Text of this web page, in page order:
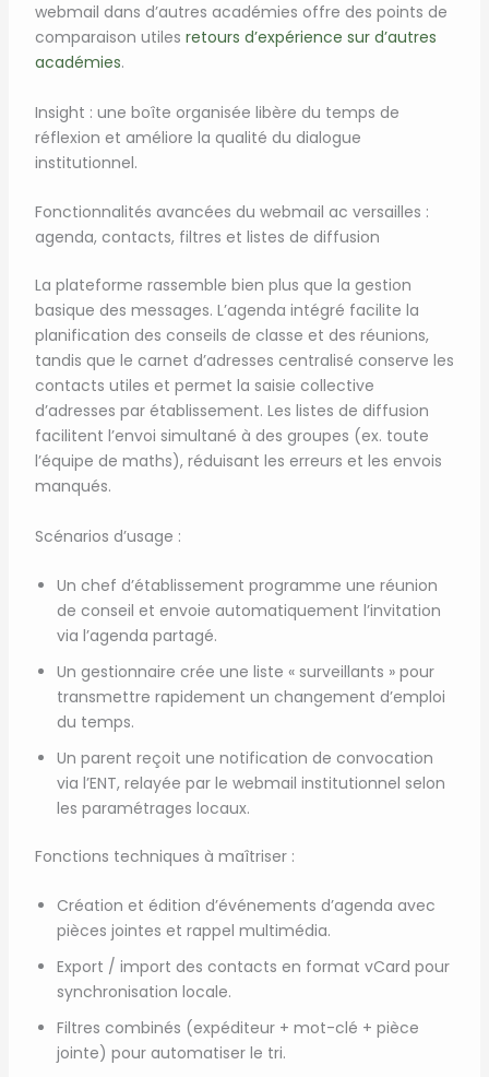
webmail dans d’autres académies offre des points de
comparaison utiles retours d’expérience sur d’autres
académies.
Insight : une boîte organisée libère du temps de
réflexion et améliore la qualité du dialogue
institutionnel.
Fonctionnalités avancées du webmail ac versailles :
agenda, contacts, filtres et listes de diffusion
La plateforme rassemble bien plus que la gestion
basique des messages. L’agenda intégré facilite la
planification des conseils de classe et des réunions,
tandis que le carnet d’adresses centralisé conserve les
contacts utiles et permet la saisie collective
d’adresses par établissement. Les listes de diffusion
facilitent l’envoi simultané à des groupes (ex. toute
l’équipe de maths), réduisant les erreurs et les envois
manqués.
Scénarios d’usage :
Un chef d’établissement programme une réunion
de conseil et envoie automatiquement l’invitation
via l’agenda partagé.
Un gestionnaire crée une liste « surveillants » pour
transmettre rapidement un changement d’emploi
du temps.
Un parent reçoit une notification de convocation
via l’ENT, relayée par le webmail institutionnel selon
les paramétrages locaux.
Fonctions techniques à maîtriser :
Création et édition d’événements d’agenda avec
pièces jointes et rappel multimédia.
Export / import des contacts en format vCard pour
synchronisation locale.
Filtres combinés (expéditeur + mot-clé + pièce
jointe) pour automatiser le tri.